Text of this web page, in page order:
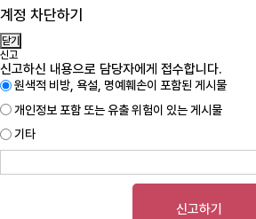
계정 차단하기
닫기
신고
신고하신 내용으로 담당자에게 접수합니다.
원색적 비방, 욕설, 명예훼손이 포함된 게시물
개인정보 포함 또는 유출 위험이 있는 게시물
기타
신고하기